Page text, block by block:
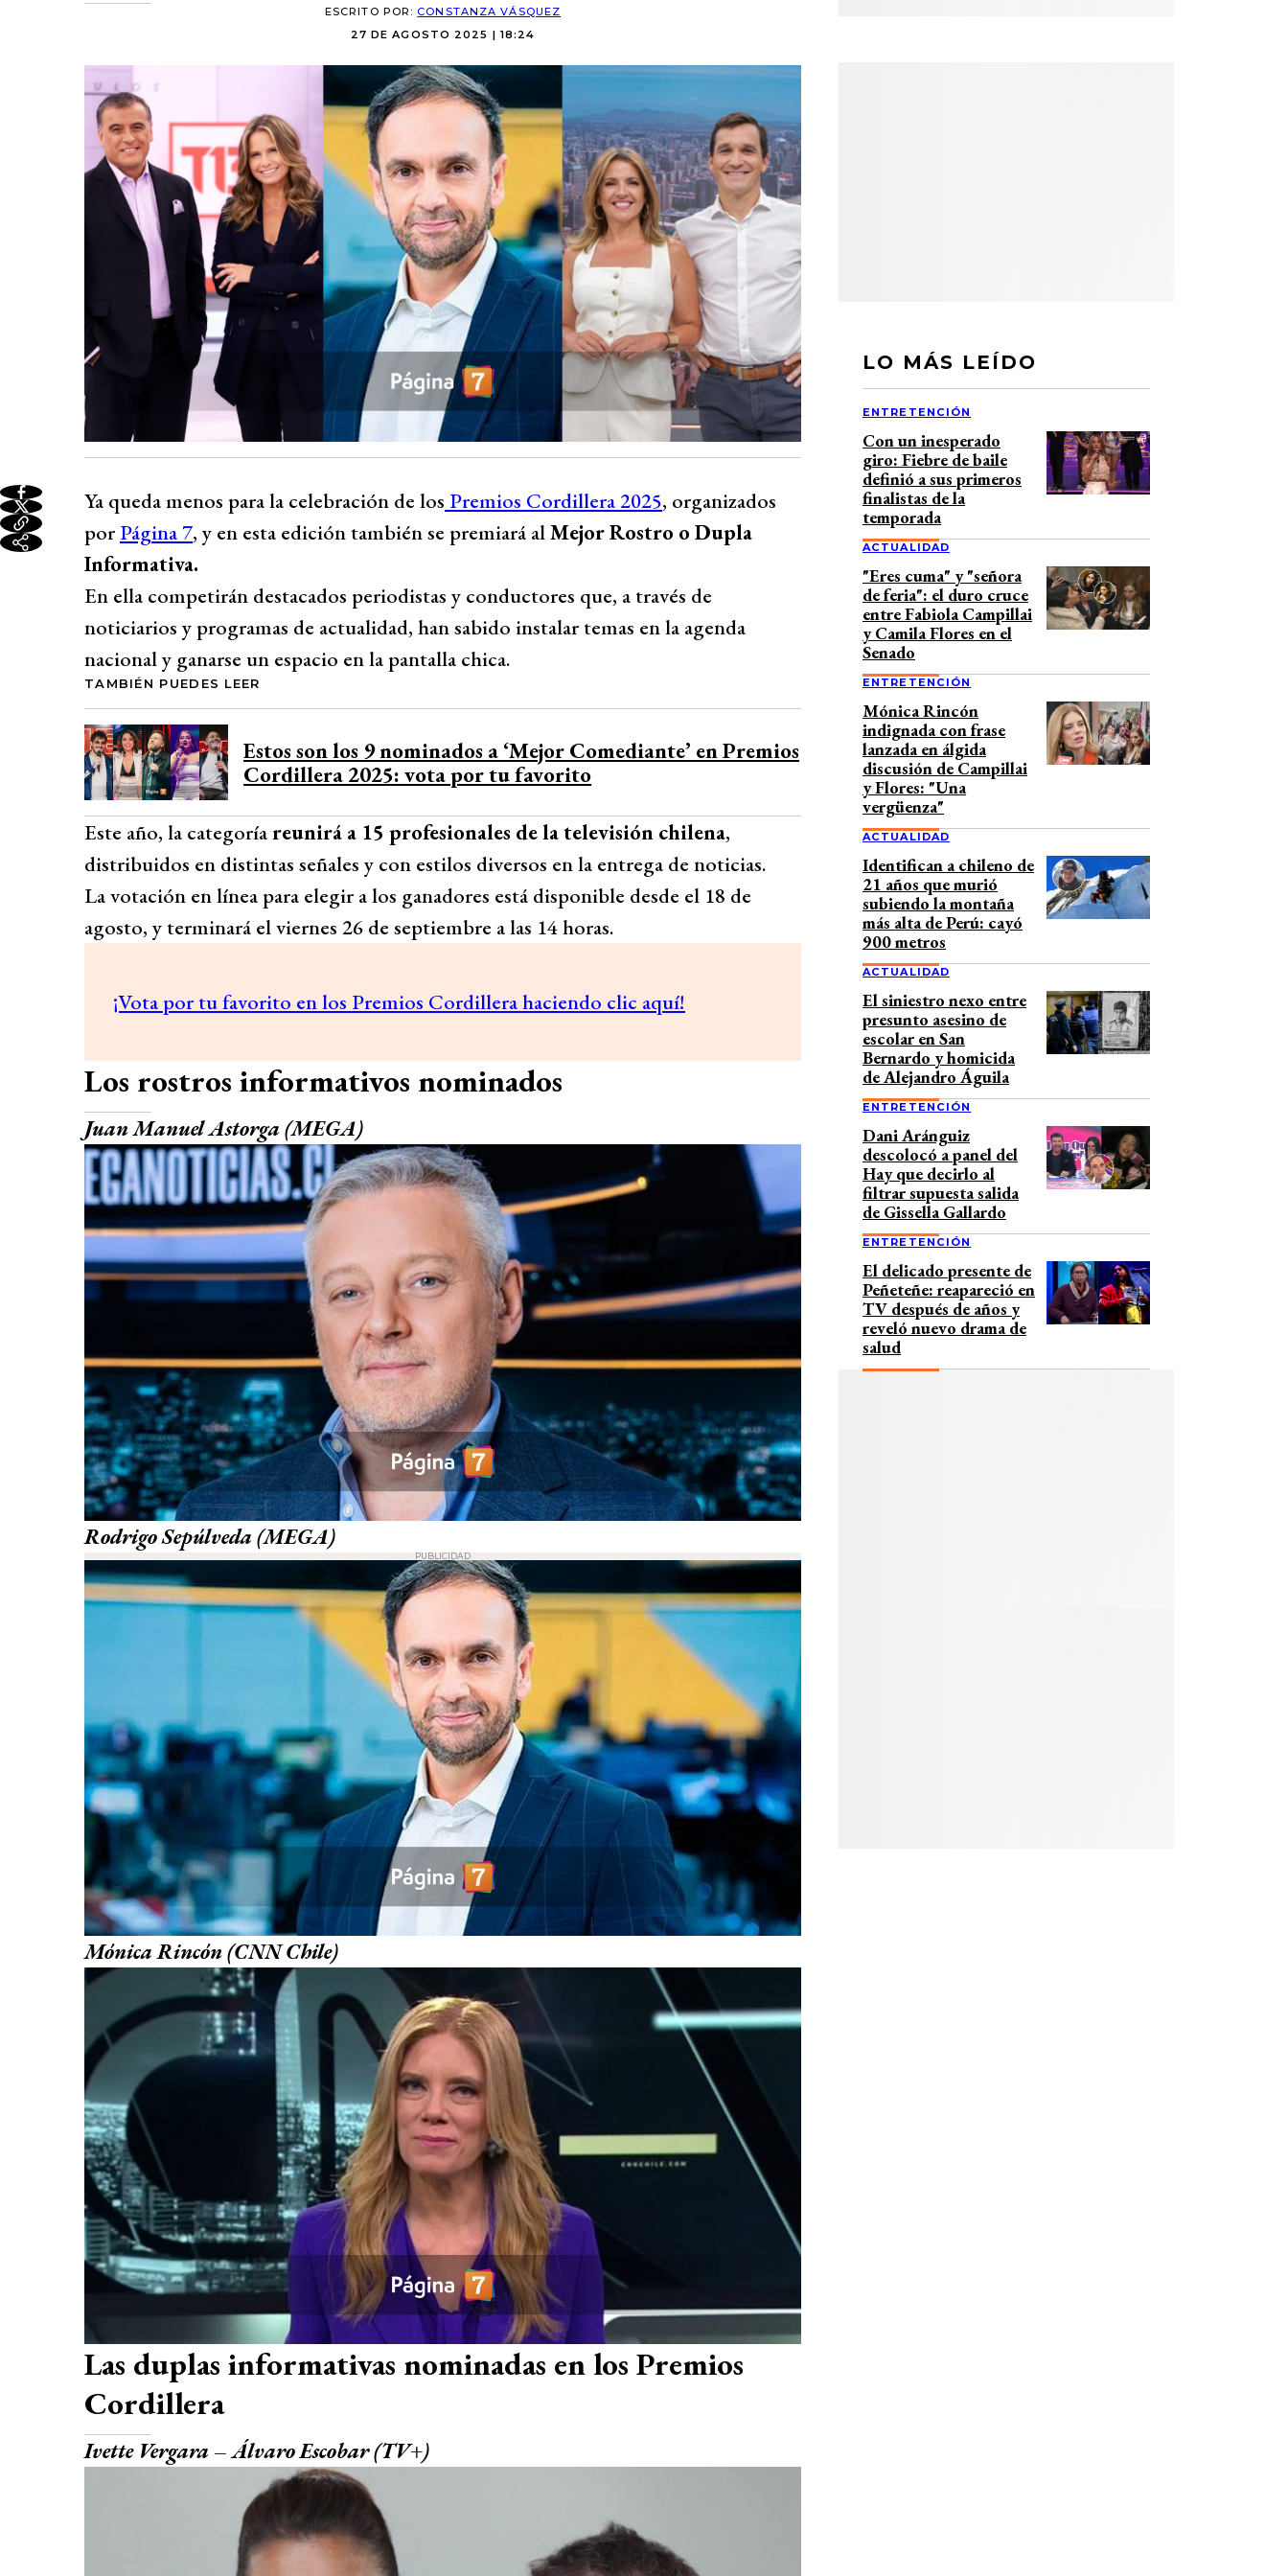
ESCRITO POR: CONSTANZA VÁSQUEZ
27 DE AGOSTO 2025 | 18:24
Ya queda menos para la celebración de los Premios Cordillera 2025, organizados
por Página 7, y en esta edición también se premiará alMejor Rostro o Dupla
Informativa.
En ella competirán destacados periodistas y conductores que, a través de
noticiarios y programas de actualidad, han sabido instalar temas en la agenda
nacional y ganarse un espacio en la pantalla chica.
TAMBIÉN PUEDES LEER
Estos son los 9 nominados a ‘Mejor Comediante’ en Premios
Cordillera 2025: vota por tu favorito
Este año, la categoríareunirá a 15 profesionales de la televisión chilena,
distribuidos en distintas señales y con estilos diversos en la entrega de noticias.
La votación en línea para elegir a los ganadores está disponible desde el 18 de
agosto, y terminará el viernes 26 de septiembre a las 14 horas.
¡Vota por tu favorito en los Premios Cordillera haciendo clic aquí!
Los rostros informativos nominados
Juan Manuel Astorga (MEGA)
Rodrigo Sepúlveda (MEGA)
PUBLICIDAD
Mónica Rincón (CNN Chile)
Las duplas informativas nominadas en los Premios
Cordillera
Ivette Vergara – Álvaro Escobar (TV+)
LO MÁS LEÍDO
ENTRETENCIÓN
Con un inesperado
giro: Fiebre de baile
definió a sus primeros
finalistas de la
temporada
ACTUALIDAD
"Eres cuma" y "señora
de feria": el duro cruce
entre Fabiola Campillai
y Camila Flores en el
Senado
ENTRETENCIÓN
Mónica Rincón
indignada con frase
lanzada en álgida
discusión de Campillai
y Flores: "Una
vergüenza"
ACTUALIDAD
Identifican a chileno de
21 años que murió
subiendo la montaña
más alta de Perú: cayó
900 metros
ACTUALIDAD
El siniestro nexo entre
presunto asesino de
escolar en San
Bernardo y homicida
de Alejandro Águila
ENTRETENCIÓN
Dani Aránguiz
descolocó a panel del
Hay que decirlo al
filtrar supuesta salida
de Gissella Gallardo
ENTRETENCIÓN
El delicado presente de
Peñeteñe: reapareció en
TV después de años y
reveló nuevo drama de
salud